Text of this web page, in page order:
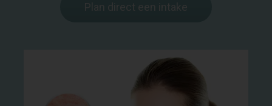
Plan direct een intake